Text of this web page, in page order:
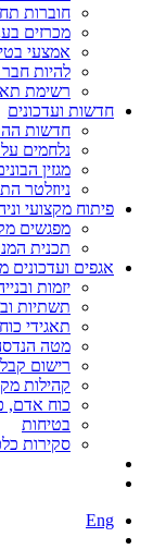
חוברות
מכרזים
אמצעי
להיות
רשימת
חדשות ועדכונים
חדשות
נלחמים
מגזין
ניוזלטר
פיתוח מקצועי
מפגשים
תכנית
אגפים ועדכונים
יזמות
תשתיות
תאגידי
מטה
רישום
קהילות
כוח אדם,
בטיחות
סקירות
Eng